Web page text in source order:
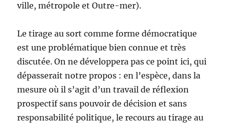
ville, métropole et Outre-mer).
Le tirage au sort comme forme démocratique
est une problématique bien connue et très
discutée. On ne développera pas ce point ici, qui
dépasserait notre propos : en l’espèce, dans la
mesure où il s’agit d’un travail de réflexion
prospectif sans pouvoir de décision et sans
responsabilité politique, le recours au tirage au